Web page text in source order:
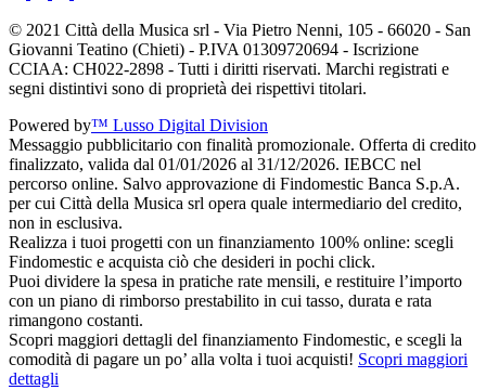
© 2021 Città della Musica srl - Via Pietro Nenni, 105 - 66020 - San
Giovanni Teatino (Chieti) - P.IVA 01309720694 - Iscrizione
CCIAA: CH022-2898 - Tutti i diritti riservati. Marchi registrati e
segni distintivi sono di proprietà dei rispettivi titolari.
Powered by™ Lusso Digital Division
Messaggio pubblicitario con finalità promozionale. Offerta di credito
finalizzato, valida dal 01/01/2026 al 31/12/2026. IEBCC nel
percorso online. Salvo approvazione di Findomestic Banca S.p.A.
per cui Città della Musica srl opera quale intermediario del credito,
non in esclusiva.
Realizza i tuoi progetti con un finanziamento 100% online: scegli
Findomestic e acquista ciò che desideri in pochi click.
Puoi dividere la spesa in pratiche rate mensili, e restituire l’importo
con un piano di rimborso prestabilito in cui tasso, durata e rata
rimangono costanti.
Scopri maggiori dettagli del finanziamento Findomestic, e scegli la
comodità di pagare un po’ alla volta i tuoi acquisti! Scopri maggiori
dettagli